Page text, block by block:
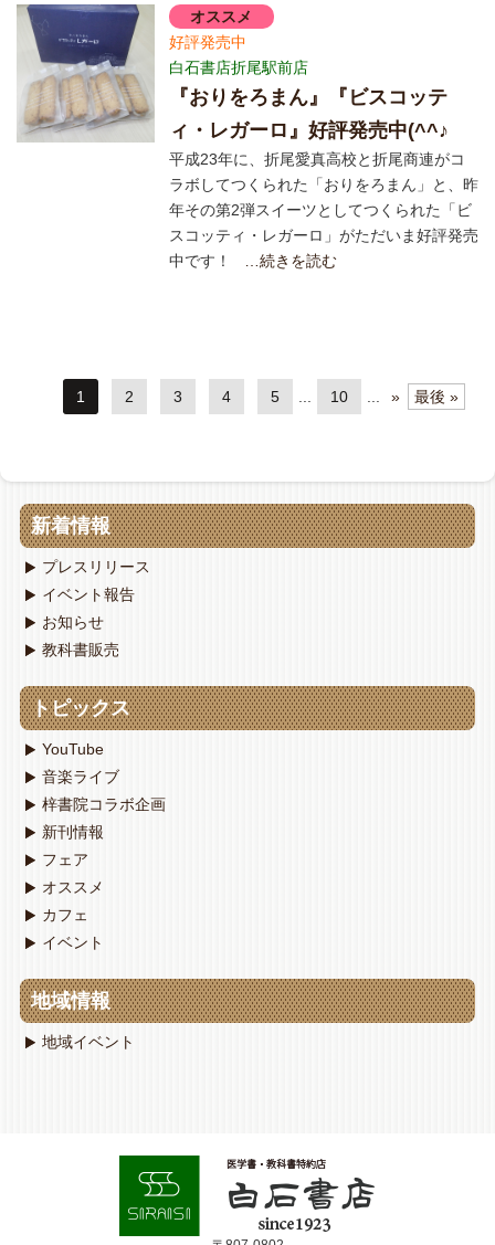
オススメ
好評発売中
白石書店折尾駅前店
『おりをろまん』『ビスコッテ
ィ・レガーロ』好評発売中(^^♪
平成23年に、折尾愛真高校と折尾商連がコ
ラボしてつくられた「おりをろまん」と、昨
年その第2弾スイーツとしてつくられた「ビ
スコッティ・レガーロ」がただいま好評発売
中です！
…続きを読む
1 2 3 4 5 10 » 最後 »
新着情報
プレスリリース
イベント報告
お知らせ
教科書販売
トピックス
YouTube
音楽ライブ
梓書院コラボ企画
新刊情報
フェア
オススメ
カフェ
イベント
地域情報
地域イベント